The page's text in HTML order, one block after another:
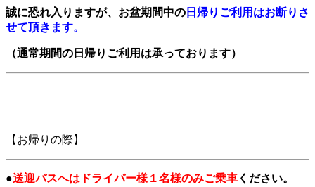
誠に恐れ入りますが、お盆期間中の 日帰りご利用はお断りさ
せて頂きます。
（通常期間の日帰りご利用は承っております）
【お帰りの際】
●送迎バスへはドライバー様１名様のみご乗車 ください。